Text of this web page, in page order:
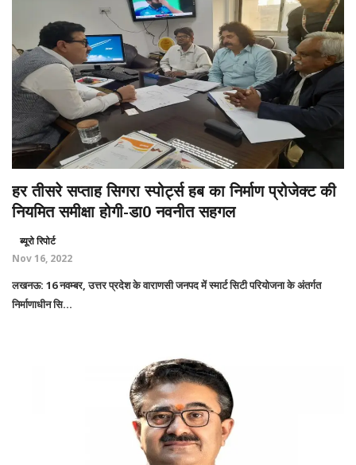
हर तीसरे सप्ताह सिगरा स्पोर्ट्स हब का निर्माण प्रोजेक्ट की
नियमित समीक्षा होगी-डा0 नवनीत सहगल
ब्यूरो रिपोर्ट
Nov 16, 2022
लखनऊ: 16 नवम्बर, उत्तर प्रदेश के वाराणसी जनपद में स्मार्ट सिटी परियोजना के अंतर्गत
निर्माणाधीन सि...